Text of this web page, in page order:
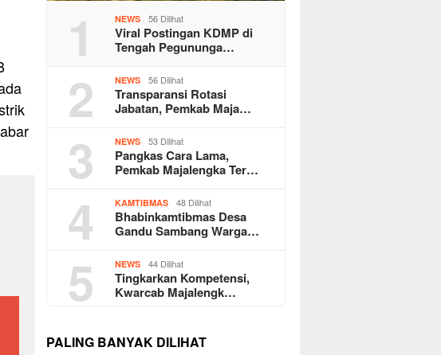
1 NEWS 56 Dilihat
Viral Postingan KDMP di
Tengah Pegununga…
2 NEWS 56 Dilihat
Transparansi Rotasi
Jabatan, Pemkab Maja…
3 NEWS 53 Dilihat
Pangkas Cara Lama,
Pemkab Majalengka Ter…
4 KAMTIBMAS 48 Dilihat
Bhabinkamtibmas Desa
Gandu Sambang Warga…
5 NEWS 44 Dilihat
Tingkarkan Kompetensi,
Kwarcab Majalengk…
PALING BANYAK DILIHAT